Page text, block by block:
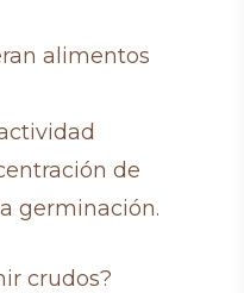
alimentos
de
germinación.
crudos?